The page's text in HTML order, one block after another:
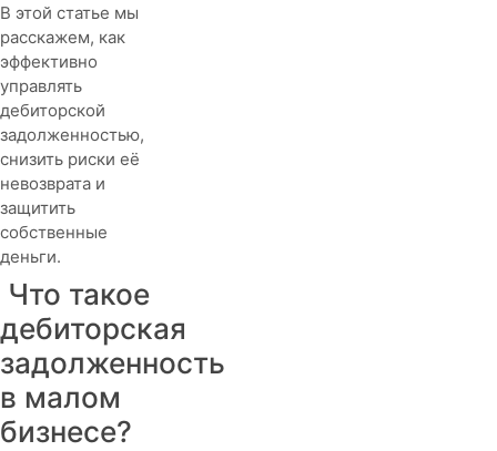
В этой статье мы
расскажем, как
эффективно
управлять
дебиторской
задолженностью,
снизить риски её
невозврата и
защитить
собственные
деньги.
Что такое
дебиторская
задолженность
в малом
бизнесе?